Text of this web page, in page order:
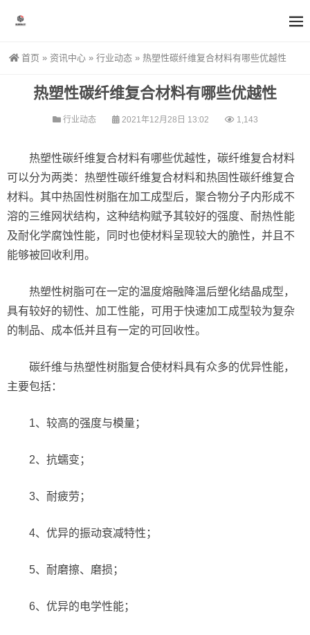
首页 » 资讯中心 » 行业动态 » 热塑性碳纤维复合材料有哪些优越性
热塑性碳纤维复合材料有哪些优越性
行业动态 2021年12月28日 13:02 1,143
热塑性碳纤维复合材料有哪些优越性，碳纤维复合材料
可以分为两类：热塑性碳纤维复合材料和热固性碳纤维复合
材料。其中热固性树脂在加工成型后，聚合物分子内形成不
溶的三维网状结构，这种结构赋予其较好的强度、耐热性能
及耐化学腐蚀性能，同时也使材料呈现较大的脆性，并且不
能够被回收利用。
热塑性树脂可在一定的温度熔融降温后塑化结晶成型，
具有较好的韧性、加工性能，可用于快速加工成型较为复杂
的制品、成本低并且有一定的可回收性。
碳纤维与热塑性树脂复合使材料具有众多的优异性能，
主要包括：
1、较高的强度与模量；
2、抗蠕变；
3、耐疲劳；
4、优异的振动衰减特性；
5、耐磨擦、磨损；
6、优异的电学性能；